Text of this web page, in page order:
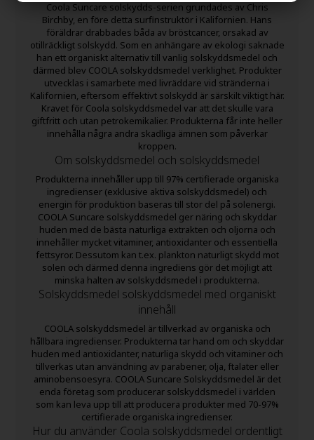
Coola Suncare solskydds-serien grundades av Chris
Birchby, en före detta surfinstruktör i Kalifornien. Hans
föräldrar drabbades båda av bröstcancer, orsakad av
otillräckligt solskydd. Som en anhängare av ekologi saknade
han ett organiskt alternativ till vanlig solskyddsmedel och
därmed blev COOLA solskyddsmedel verklighet. Produkter
utvecklas i samarbete med livräddare vid stränderna i
Kalifornien, eftersom effektivt solskydd är särskilt viktigt här.
Kravet för Coola solskyddsmedel var att det skulle vara
giftfritt och utan petrokemikalier. Produkterna får inte heller
innehålla några andra skadliga ämnen som påverkar
kroppen.
Om solskyddsmedel och solskyddsmedel
Produkterna innehåller upp till 97% certifierade organiska
ingredienser (exklusive aktiva solskyddsmedel) och
energin för produktion baseras till stor del på solenergi.
COOLA Suncare solskyddsmedel ger näring och skyddar
huden med de bästa naturliga extrakten och oljorna och
innehåller mycket vitaminer, antioxidanter och essentiella
fettsyror. Dessutom kan t.ex. plankton naturligt skydd mot
solen och därmed denna ingrediens gör det möjligt att
minska halten av solskyddsmedel i produkterna.
Solskyddsmedel solskyddsmedel med organiskt
innehåll
COOLA solskyddsmedel är tillverkad av organiska och
hållbara ingredienser. Produkterna tar hand om och skyddar
huden med antioxidanter, naturliga skydd och vitaminer och
tillverkas utan användning av parabener, olja, ftalater eller
aminobensoesyra. COOLA Suncare Solskyddsmedel är det
enda företag som producerar solskyddsmedel i världen
som kan leva upp till att producera produkter med 70-97%
certifierade organiska ingredienser.
Hur du använder Coola solskyddsmedel ordentligt